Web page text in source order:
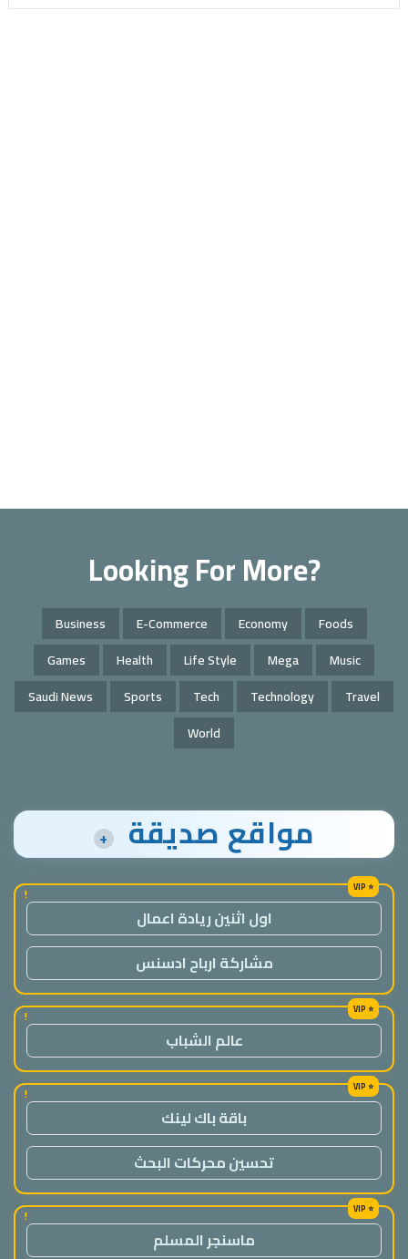
Looking For More?
Business E-Commerce Economy
Foods
Games
Health Life Style Mega
Music
Saudi News
Sports Tech Technology
Travel
World
مواقع صديقة +
!
اول اثنين ريادة اعمال
مشاركة ارباح ادسنس
!
عالم الشباب
!
باقة باك لينك
تحسين محركات البحث
!
ماسنجر المسلم